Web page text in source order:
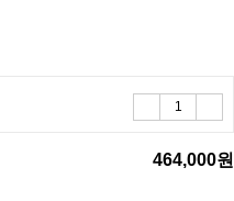
464,000원